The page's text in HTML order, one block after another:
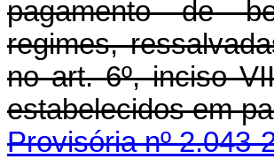
pagamento de
regimes,
no art. 6º, inciso
estabelecidos em
Provisória nº 2.043-